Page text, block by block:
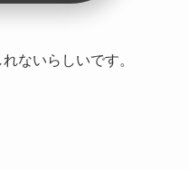
ないらしいです。